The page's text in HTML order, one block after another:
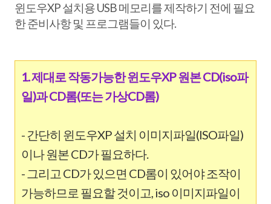
윈도우XP 설치용 USB 메모리를 제작하기 전에 필요
한 준비사항 및 프로그램들이 있다.
1. 제대로 작동가능한 윈도우XP 원본 CD(iso파
일)과 CD롬(또는 가상CD롬)
- 간단히 윈도우XP 설치 이미지파일(ISO파일)
이나 원본 CD가 필요하다.
- 그리고 CD가 있으면 CD롬이 있어야 조작이
가능하므로 필요할 것이고, iso 이미지파일이